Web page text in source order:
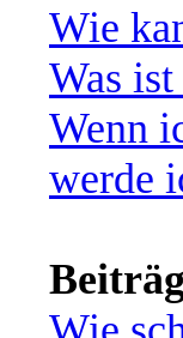
Wie
Was
Wenn
werde